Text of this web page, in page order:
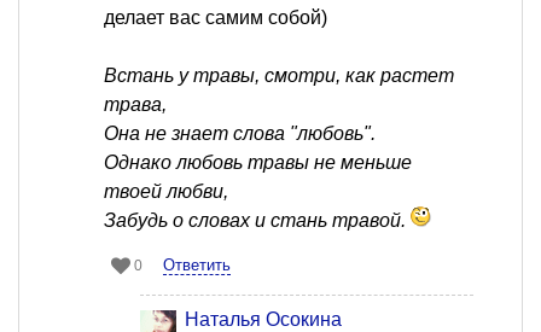
делает вас самим собой)
Встань у травы, смотри, как растет
трава,
Она не знает слова "любовь".
Однако любовь травы не меньше
твоей любви,
Забудь о словах и стань травой.
0 Ответить
Наталья Осокина